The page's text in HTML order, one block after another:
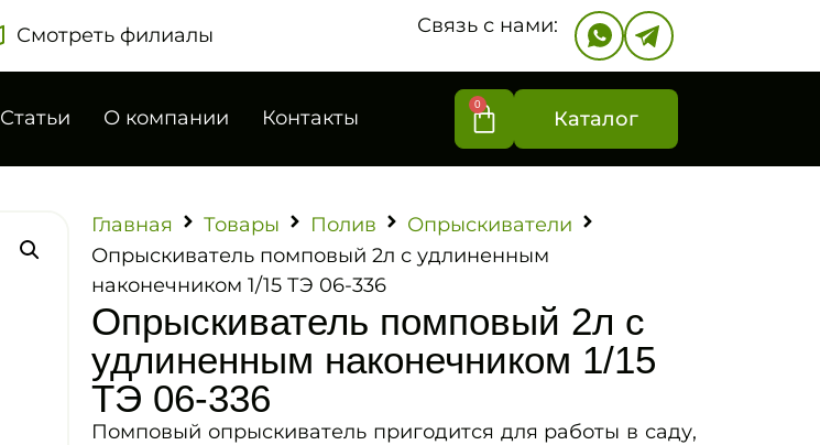
Смотреть филиалы Связь с нами:
Статьи О компании Контакты
0
Каталог
Главная Товары Полив
Опрыскиватели
Опрыскиватель помповый 2л с удлиненным
наконечником 1/15 ТЭ 06-336
Опрыскиватель помповый 2л с
удлиненным наконечником 1/15
ТЭ 06-336
Помповый опрыскиватель пригодится для работы в саду,